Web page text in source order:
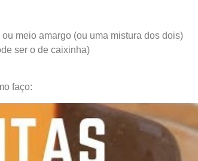
meio amargo (ou uma mistura dos dois)
ser o de caixinha)
faço: